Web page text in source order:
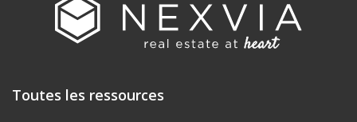
Toutes les ressources